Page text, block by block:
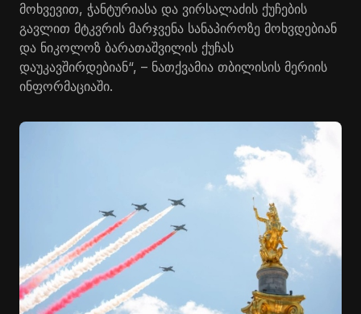
მოხვევით, ჭანტურიასა და ვირსალაძის ქუჩების
გავლით მტკვრის მარჯვენა სანაპიროზე მოხვდებიან
და ნიკოლოზ ბარათაშვილის ქუჩას
დაუკავშირდებიან“, – ნათქვამია თბილისის მერიის
ინფორმაციაში.